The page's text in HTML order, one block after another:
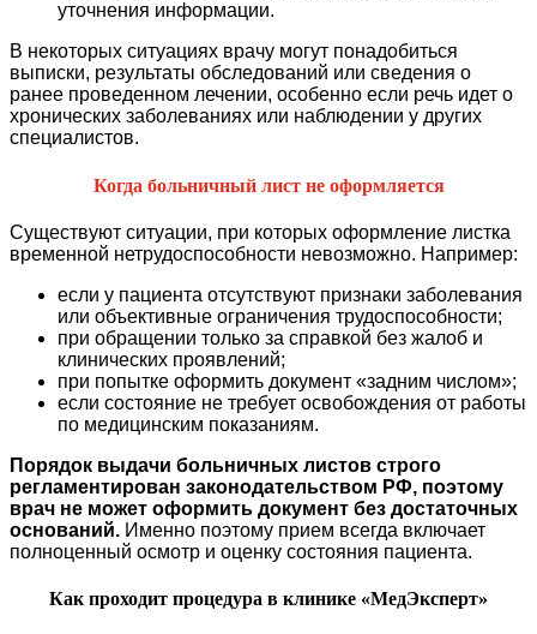
уточнения информации.
В некоторых ситуациях врачу могут понадобиться
выписки, результаты обследований или сведения о
ранее проведенном лечении, особенно если речь идет о
хронических заболеваниях или наблюдении у других
специалистов.
Когда больничный лист не оформляется
Существуют ситуации, при которых оформление листка
временной нетрудоспособности невозможно. Например:
если у пациента отсутствуют признаки заболевания
или объективные ограничения трудоспособности;
при обращении только за справкой без жалоб и
клинических проявлений;
при попытке оформить документ «задним числом»;
если состояние не требует освобождения от работы
по медицинским показаниям.
Порядок выдачи больничных листов строго
регламентирован законодательством РФ, поэтому
врач не может оформить документ без достаточных
оснований. Именно поэтому прием всегда включает
полноценный осмотр и оценку состояния пациента.
Как проходит процедура в клинике «МедЭксперт»